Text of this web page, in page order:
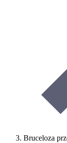
Bruceloza